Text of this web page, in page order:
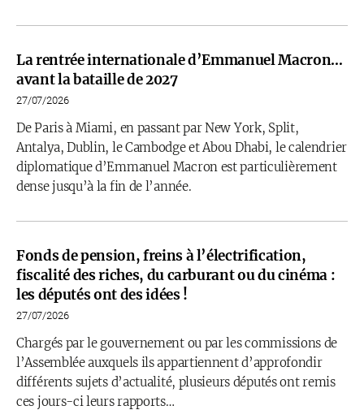
La rentrée internationale d’Emmanuel Macron…
avant la bataille de 2027
27/07/2026
De Paris à Miami, en passant par New York, Split,
Antalya, Dublin, le Cambodge et Abou Dhabi, le calendrier
diplomatique d’Emmanuel Macron est particulièrement
dense jusqu’à la fin de l’année.
Fonds de pension, freins à l’électrification,
fiscalité des riches, du carburant ou du cinéma :
les députés ont des idées !
27/07/2026
Chargés par le gouvernement ou par les commissions de
l’Assemblée auxquels ils appartiennent d’approfondir
différents sujets d’actualité, plusieurs députés ont remis
ces jours-ci leurs rapports…